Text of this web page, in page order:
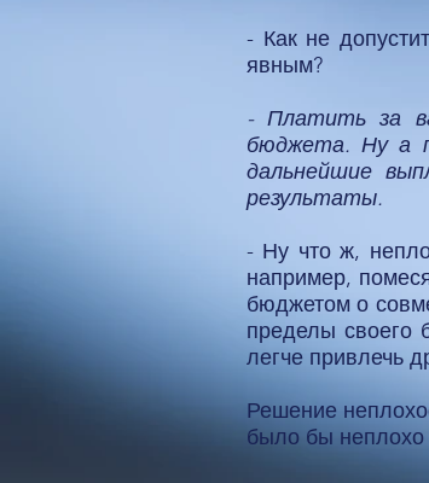
- Как не
явным?
- Платить за
бюджета. Ну а
дальнейшие
результаты.
- Ну что ж,
например,
бюджетом о
пределы своего
легче привлечь
Решение
было бы неплохо